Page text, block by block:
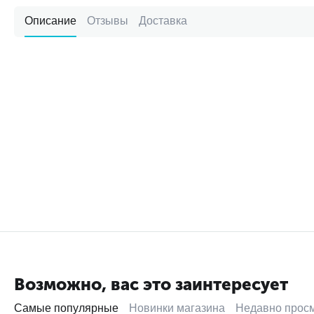
Описание Отзывы Доставка
Возможно, вас это заинтересует
Самые популярные Новинки магазина Недавно